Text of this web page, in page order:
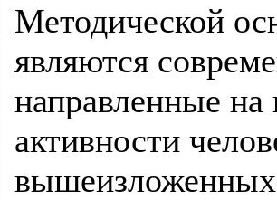
Методической
являются
направленные на
активности